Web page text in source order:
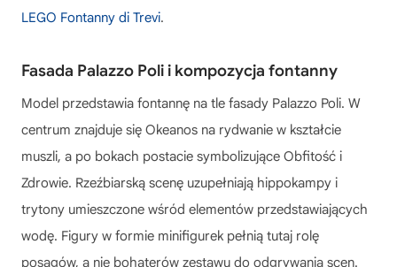
LEGO Fontanny di Trevi.
Fasada Palazzo Poli i kompozycja fontanny
Model przedstawia fontannę na tle fasady Palazzo Poli. W
centrum znajduje się Okeanos na rydwanie w kształcie
muszli, a po bokach postacie symbolizujące Obfitość i
Zdrowie. Rzeźbiarską scenę uzupełniają hippokampy i
trytony umieszczone wśród elementów przedstawiających
wodę. Figury w formie minifigurek pełnią tutaj rolę
posągów, a nie bohaterów zestawu do odgrywania scen.